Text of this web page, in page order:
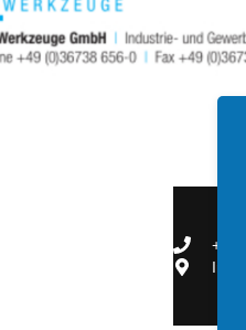
+49
In